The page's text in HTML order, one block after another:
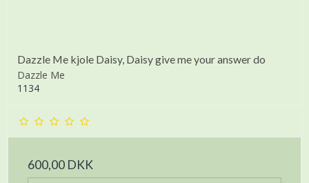
Dazzle Me kjole Daisy, Daisy give me your answer do
Dazzle Me
1134
600,00 DKK